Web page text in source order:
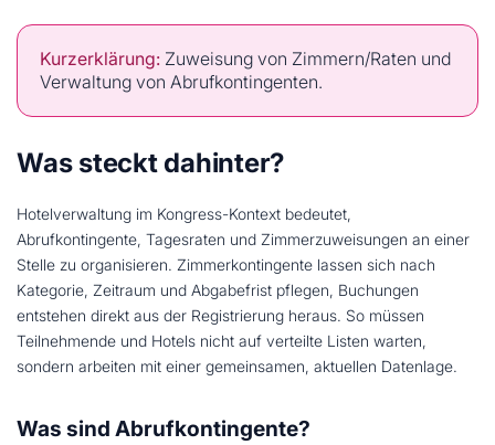
Kurzerklärung: Zuweisung von Zimmern/Raten und
Verwaltung von Abrufkontingenten.
Was steckt dahinter?
Hotelverwaltung im Kongress-Kontext bedeutet,
Abrufkontingente, Tagesraten und Zimmerzuweisungen an einer
Stelle zu organisieren. Zimmerkontingente lassen sich nach
Kategorie, Zeitraum und Abgabefrist pflegen, Buchungen
entstehen direkt aus der Registrierung heraus. So müssen
Teilnehmende und Hotels nicht auf verteilte Listen warten,
sondern arbeiten mit einer gemeinsamen, aktuellen Datenlage.
Was sind Abrufkontingente?